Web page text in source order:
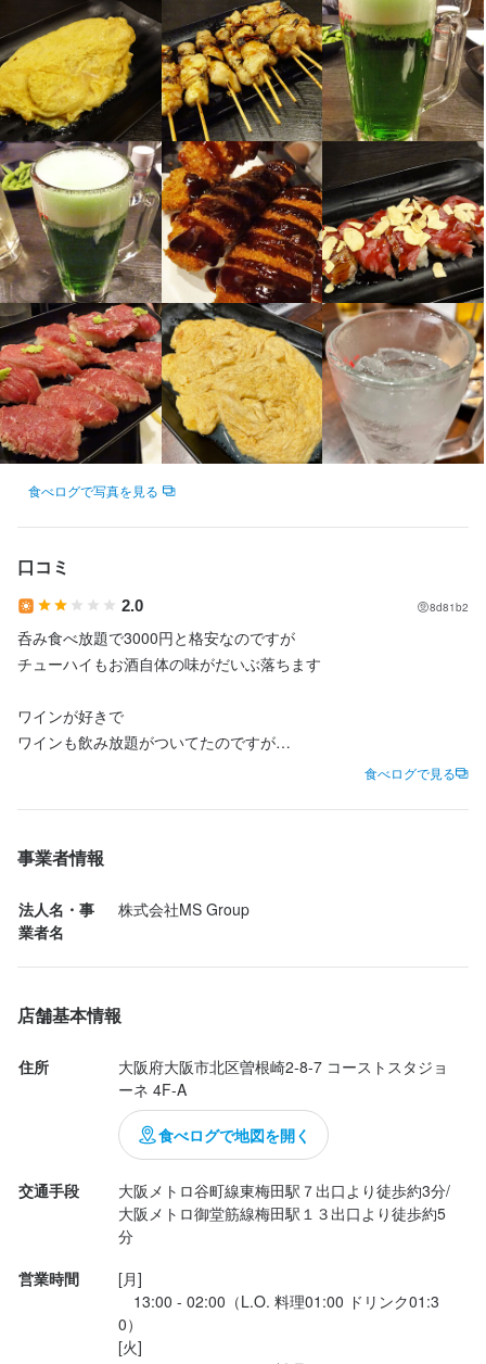
食べログで写真を見る
口コミ
2.0 8d81b2
呑み食べ放題で3000円と格安なのですが
チューハイもお酒自体の味がだいぶ落ちます
ワインが好きで
ワインも飲み放題がついてたのですが
言われましたが
＋500円でビール付きにしないと出来ないと言われて
飲み放題＋500円にしてもらいましたが
結局、チューハイ1杯で帰りました
20代の若い子が
リーズナブルに
呑みに行くのには
良いお店だと思います
食べログで見る
事業者情報
法人名・事
業者名
株式会社MS Group
店舗基本情報
住所
大阪府大阪市北区曽根崎2-8-7 コーストスタジョ
ーネ 4F-A
食べログで地図を開く
交通手段
大阪メトロ谷町線東梅田駅７出口より徒歩約3分/
大阪メトロ御堂筋線梅田駅１３出口より徒歩約5
分
営業時間
[月]
13:00 - 02:00（L.O. 料理01:00 ドリンク01:3
0）
[火]
いつでも相談できるので、未経験の方も安心してスタートできま
す。
この仕事のおすすめポイント
【スキルアップを全力サポート】
未経験からでも安心してスタートできる充実の研修制度や海外研
修、生産者訪問研修など、成長できる機会が豊富です。資格取得
支援や独立支援制度も整っており、独立実績も多数あります。学
歴や年齢に関係なく、やる気次第でどんどんステップアップでき
ます。
【成果をしっかり評価】
頑張りや成果はしっかりと給与やボーナス、インセンティブで還
元します。昇給や各種手当、住宅手当や家族手当も充実。さら
に、社会保険完備やまかない付き、交通費支給など福利厚生も万
全です。服装や髪型も自由で個性を大切に働けます。
【プライベートも大切にできる】
月8日以上休みや完全週休2日制、夏季・年末年始・GWなどの長
ジに合わせた働き方も実現。シフトも柔軟で、残業は月20時間以
下。無理なく長く働ける環境が整っています。
身に付くスキル
包丁さばき 飾り包丁
魚の知識
野菜の知識 チーズの知識 食器の知識
テーブルマナー
出店開業ノウハウ 店舗運営
店名
夢やぐら 梅田本店
大阪府大阪市北区曽根崎2-8-7 コーストスタジョーネ 4F-A
連絡先
法人名・事業者名
最終更新日2025/12/14